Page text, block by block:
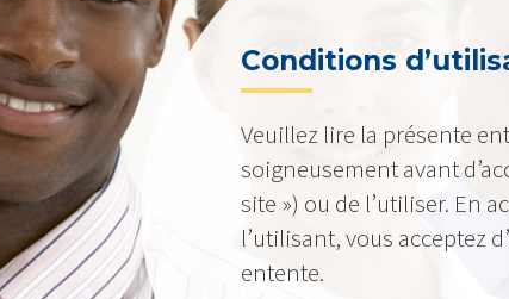
Conditions
Veuillez lire la présente
soigneusement avant
site ») ou de l’utiliser. En
l’utilisant, vous acceptez
entente.